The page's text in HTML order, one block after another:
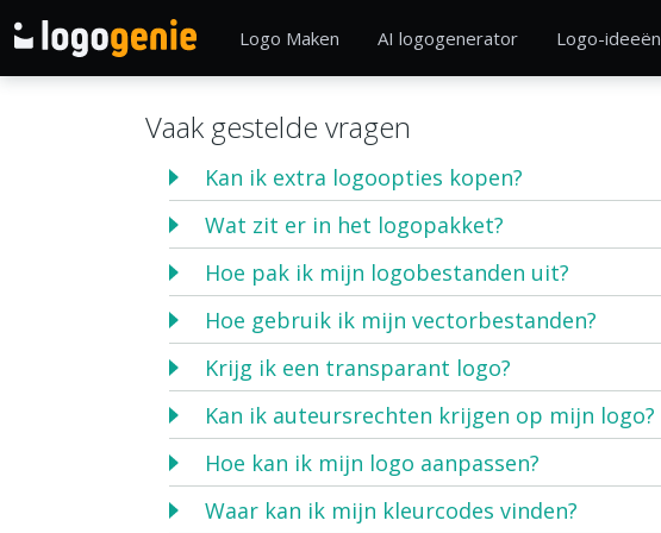
Logo Maken AI logogenerator Logo-ideeën
Vaak gestelde vragen
Kan ik extra logoopties kopen?
Wat zit er in het logopakket?
Hoe pak ik mijn logobestanden uit?
Hoe gebruik ik mijn vectorbestanden?
Krijg ik een transparant logo?
Kan ik auteursrechten krijgen op mijn logo?
Hoe kan ik mijn logo aanpassen?
Waar kan ik mijn kleurcodes vinden?